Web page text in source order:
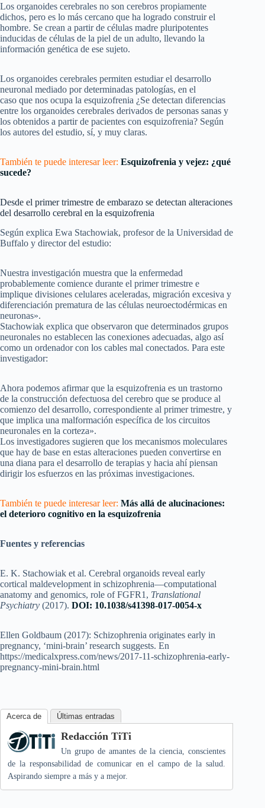
Los organoides cerebrales no son cerebros propiamente
dichos, pero es lo más cercano que ha logrado construir el
hombre. Se crean a partir de células madre pluripotentes
inducidas de células de la piel de un adulto, llevando la
información genética de ese sujeto.
Los organoides cerebrales permiten estudiar el desarrollo
neuronal mediado por determinadas patologías, en el
caso que nos ocupa la esquizofrenia ¿Se detectan diferencias
entre los organoides cerebrales derivados de personas sanas y
los obtenidos a partir de pacientes con esquizofrenia? Según
los autores del estudio, sí, y muy claras.
También te puede interesar leer: Esquizofrenia y vejez: ¿qué
sucede?
Desde el primer trimestre de embarazo se detectan alteraciones
del desarrollo cerebral en la esquizofrenia
Según explica Ewa Stachowiak, profesor de la Universidad de
Buffalo y director del estudio:
Nuestra investigación muestra que la enfermedad
probablemente comience durante el primer trimestre e
implique divisiones celulares aceleradas, migración excesiva y
diferenciación prematura de las células neuroectodérmicas en
neuronas».
Stachowiak explica que observaron que determinados grupos
neuronales no establecen las conexiones adecuadas, algo así
como un ordenador con los cables mal conectados. Para este
investigador:
Ahora podemos afirmar que la esquizofrenia es un trastorno
de la construcción defectuosa del cerebro que se produce al
comienzo del desarrollo, correspondiente al primer trimestre, y
que implica una malformación específica de los circuitos
neuronales en la corteza».
Los investigadores sugieren que los mecanismos moleculares
que hay de base en estas alteraciones pueden convertirse en
una diana para el desarrollo de terapias y hacia ahí piensan
dirigir los esfuerzos en las próximas investigaciones.
También te puede interesar leer: Más allá de alucinaciones:
el deterioro cognitivo en la esquizofrenia
Fuentes y referencias
E. K. Stachowiak et al. Cerebral organoids reveal early
cortical maldevelopment in schizophrenia—computational
anatomy and genomics, role of FGFR1, Translational
Psychiatry (2017). DOI: 10.1038/s41398-017-0054-x
Ellen Goldbaum (2017): Schizophrenia originates early in
pregnancy, ‘mini-brain’ research suggests. En
https://medicalxpress.com/news/2017-11-schizophrenia-early-
pregnancy-mini-brain.html
Acerca de Últimas entradas
Redacción TiTi
Un grupo de amantes de la ciencia, conscientes
de la responsabilidad de comunicar en el campo de la salud.
Aspirando siempre a más y a mejor.